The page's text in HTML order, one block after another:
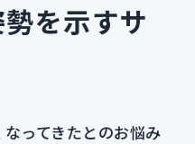
を示すサ
ってきたとのお悩み